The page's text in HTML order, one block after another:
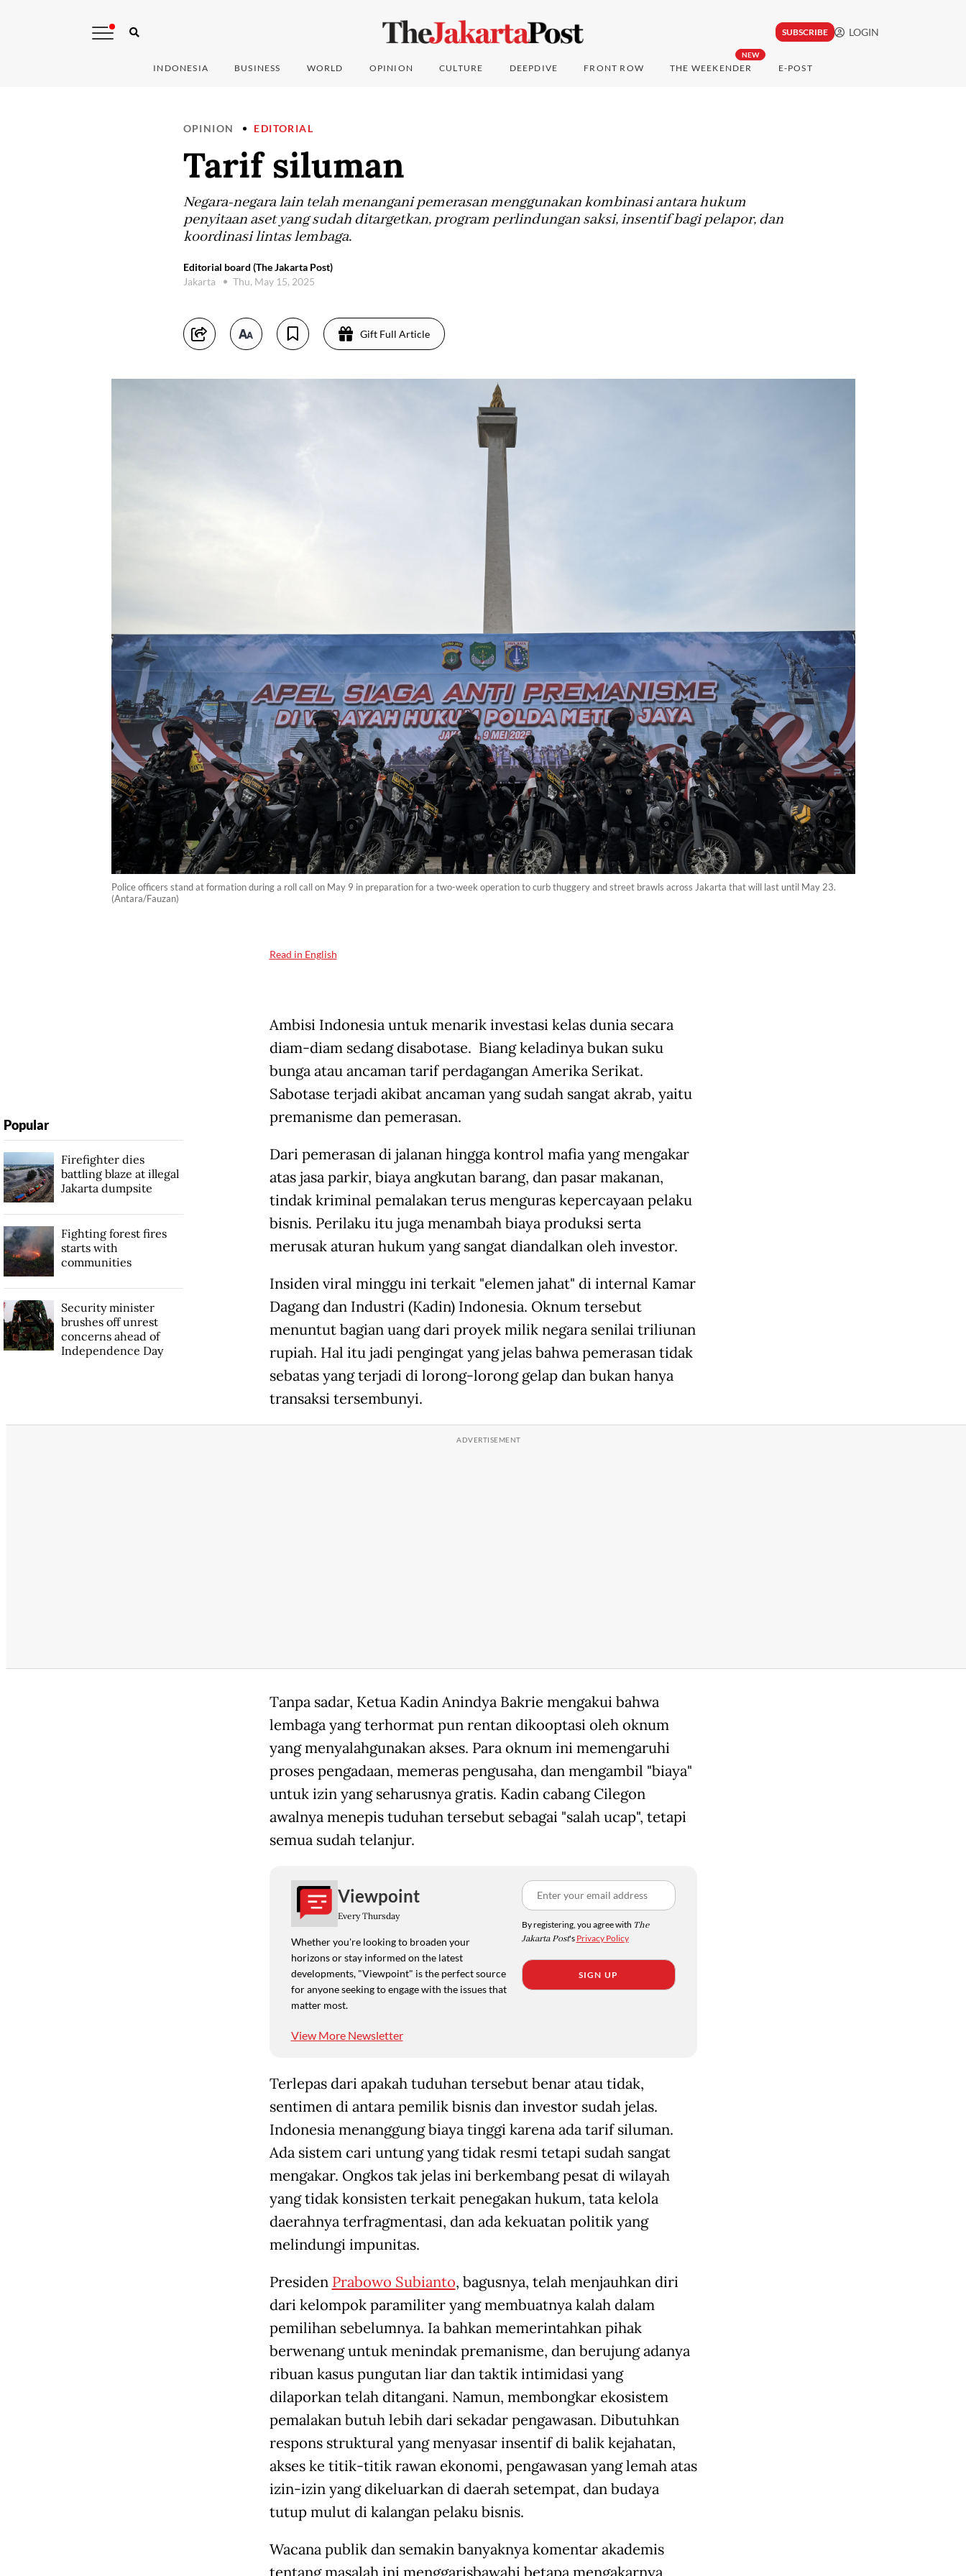
SUBSCRIBE LOGIN
INDONESIA BUSINESS WORLD OPINION CULTURE DEEPDIVE FRONT ROW
NEW
THE WEEKENDER E-POST
OPINION EDITORIAL
Tarif siluman
Negara-negara lain telah menangani pemerasan menggunakan kombinasi antara hukum
penyitaan aset yang sudah ditargetkan, program perlindungan saksi, insentif bagi pelapor, dan
koordinasi lintas lembaga.
Editorial board (The Jakarta Post)
Jakarta
Thu, May 15, 2025
Gift Full Article
Police officers stand at formation during a roll call on May 9 in preparation for a two-week operation to curb thuggery and street brawls across Jakarta that will last until May 23.
(Antara/Fauzan)
Read in English
Ambisi Indonesia untuk menarik investasi kelas dunia secara
diam-diam sedang disabotase. Biang keladinya bukan suku
bunga atau ancaman tarif perdagangan Amerika Serikat.
Sabotase terjadi akibat ancaman yang sudah sangat akrab, yaitu
premanisme dan pemerasan.
Dari pemerasan di jalanan hingga kontrol mafia yang mengakar
atas jasa parkir, biaya angkutan barang, dan pasar makanan,
tindak kriminal pemalakan terus menguras kepercayaan pelaku
bisnis. Perilaku itu juga menambah biaya produksi serta
merusak aturan hukum yang sangat diandalkan oleh investor.
Insiden viral minggu ini terkait "elemen jahat" di internal Kamar
Dagang dan Industri (Kadin) Indonesia. Oknum tersebut
menuntut bagian uang dari proyek milik negara senilai triliunan
rupiah. Hal itu jadi pengingat yang jelas bahwa pemerasan tidak
sebatas yang terjadi di lorong-lorong gelap dan bukan hanya
transaksi tersembunyi.
Tanpa sadar, Ketua Kadin Anindya Bakrie mengakui bahwa
lembaga yang terhormat pun rentan dikooptasi oleh oknum
yang menyalahgunakan akses. Para oknum ini memengaruhi
proses pengadaan, memeras pengusaha, dan mengambil "biaya"
untuk izin yang seharusnya gratis. Kadin cabang Cilegon
awalnya menepis tuduhan tersebut sebagai "salah ucap", tetapi
semua sudah telanjur.
Viewpoint
Every Thursday
Whether you're looking to broaden your
horizons or stay informed on the latest
developments, "Viewpoint" is the perfect source
for anyone seeking to engage with the issues that
matter most.
View More Newsletter
By registering, you agree with The
Jakarta Post's Privacy Policy
SIGN UP
Terlepas dari apakah tuduhan tersebut benar atau tidak,
sentimen di antara pemilik bisnis dan investor sudah jelas.
Indonesia menanggung biaya tinggi karena ada tarif siluman.
Ada sistem cari untung yang tidak resmi tetapi sudah sangat
mengakar. Ongkos tak jelas ini berkembang pesat di wilayah
yang tidak konsisten terkait penegakan hukum, tata kelola
daerahnya terfragmentasi, dan ada kekuatan politik yang
melindungi impunitas.
Presiden Prabowo Subianto, bagusnya, telah menjauhkan diri
dari kelompok paramiliter yang membuatnya kalah dalam
pemilihan sebelumnya. Ia bahkan memerintahkan pihak
berwenang untuk menindak premanisme, dan berujung adanya
ribuan kasus pungutan liar dan taktik intimidasi yang
dilaporkan telah ditangani. Namun, membongkar ekosistem
pemalakan butuh lebih dari sekadar pengawasan. Dibutuhkan
respons struktural yang menyasar insentif di balik kejahatan,
akses ke titik-titik rawan ekonomi, pengawasan yang lemah atas
izin-izin yang dikeluarkan di daerah setempat, dan budaya
tutup mulut di kalangan pelaku bisnis.
Wacana publik dan semakin banyaknya komentar akademis
Popular
Firefighter dies
battling blaze at illegal
Jakarta dumpsite
Fighting forest fires
starts with
communities
Security minister
brushes off unrest
concerns ahead of
Independence Day